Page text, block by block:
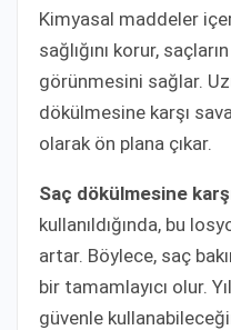
Kimyasal maddeler
sağlığını korur,
görünmesini sağlar.
dökülmesine karşı
olarak ön plana çıkar.
Saç dökülmesine
kullanıldığında, bu
artar. Böylece, saç
bir tamamlayıcı olur.
güvenle